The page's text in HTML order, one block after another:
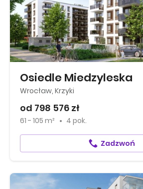
Osiedle Miedzyleska
Wrocław, Krzyki
od 798 576 zł
61 - 105 m² 4 pok.
Zadzwoń